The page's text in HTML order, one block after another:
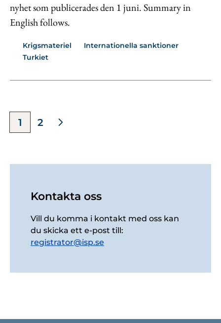
nyhet som publicerades den 1 juni. Summary in
English follows.
Krigsmateriel
Internationella sanktioner
Turkiet
1 2
Kontakta oss
Vill du komma i kontakt med oss kan
du skicka ett e-post till:
registrator@isp.se